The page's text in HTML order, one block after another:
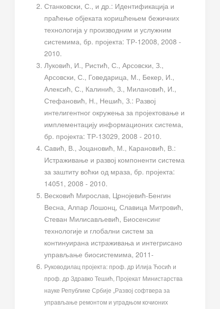
Станковски, С., и др.: Идентификација и
праћење објеката коришћењем бежичних
технологија у производним и услужним
системима, бр. пројекта: ТР-12008, 2008 -
2010.
Луковић, И., Ристић, С., Арсовски, З.,
Арсовски, С., Говедарица, М., Бекер, И.,
Алексић, С., Калинић, З., Милановић, И.,
Стефановић, Н., Нешић, З.: Развој
интелигентног окружења за пројектовање и
имплементацију информационих система,
бр. пројекта: ТР-13029, 2008 - 2010.
Савић, В., Јоцановић, М., Карановић, В.:
Истраживање и развој компоненти система
за заштиту воћки од мраза, бр. пројекта:
14051, 2008 - 2010.
Весковић Мирослав, Црнојевић-Бенгин
Весна, Алпар Лошонц, Славица Митровић,
Стеван Милисављевић, Биосенсинг
технологије и глобални систем за
континуирана истраживања и интегрисано
управљање биосистемима, 2011-
Руководилац пројекта: проф. др Илија Ћосић и
проф. др Здравко Тешић, Пројекат Министарства
науке Републике Србије „Развој софтвера за
управљање ремонтом и уградњом кочионих